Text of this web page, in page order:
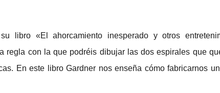
libro «El ahorcamiento inesperado y otros
regla con la que podréis dibujar las dos espirales que
En este libro Gardner nos enseña cómo fabricarnos